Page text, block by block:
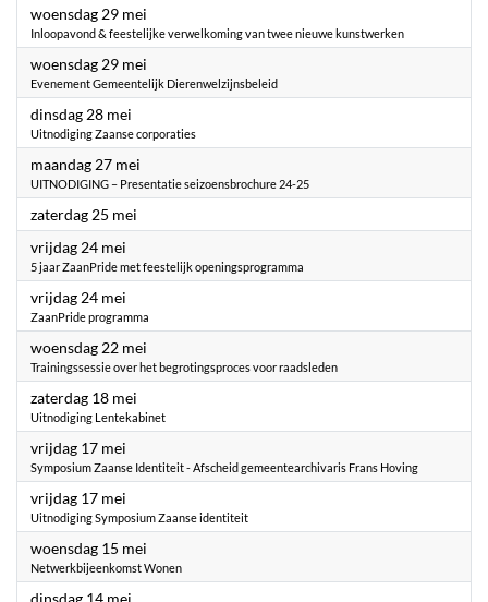
woensdag 29 mei
Inloopavond & feestelijke verwelkoming van twee nieuwe kunstwerken
woensdag 29 mei
Evenement Gemeentelijk Dierenwelzijnsbeleid
dinsdag 28 mei
Uitnodiging Zaanse corporaties
maandag 27 mei
UITNODIGING – Presentatie seizoensbrochure 24-25
zaterdag 25 mei
vrijdag 24 mei
5 jaar ZaanPride met feestelijk openingsprogramma
vrijdag 24 mei
ZaanPride programma
woensdag 22 mei
Trainingssessie over het begrotingsproces voor raadsleden
zaterdag 18 mei
Uitnodiging Lentekabinet
vrijdag 17 mei
Symposium Zaanse Identiteit - Afscheid gemeentearchivaris Frans Hoving
vrijdag 17 mei
Uitnodiging Symposium Zaanse identiteit
woensdag 15 mei
Netwerkbijeenkomst Wonen
dinsdag 14 mei